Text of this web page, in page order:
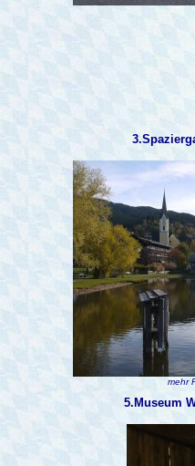
mehr
5.Museum